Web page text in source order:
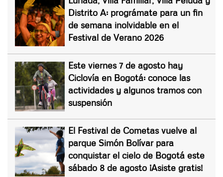
Distrito A: prográmate para un fin
de semana inolvidable en el
Festival de Verano 2026
Este viernes 7 de agosto hay
Ciclovía en Bogotá: conoce las
actividades y algunos tramos con
suspensión
El Festival de Cometas vuelve al
parque Simón Bolívar para
conquistar el cielo de Bogotá este
sábado 8 de agosto ¡Asiste gratis!